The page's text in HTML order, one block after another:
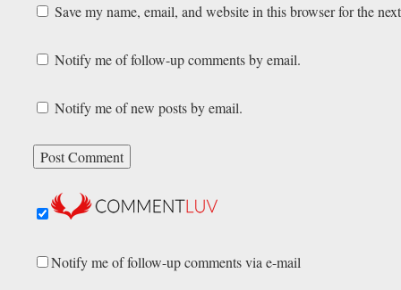
Save my name, email, and website in this browser for the
Notify me of follow-up comments by email.
Notify me of new posts by email.
Notify me of follow-up comments via e-mail